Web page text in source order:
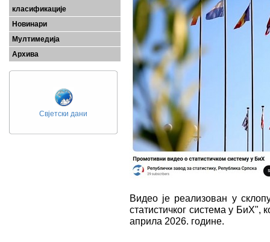
класификације
Новинари
Мултимедија
Архива
Свјетски дани
Видео је реализован у
статистичког система у БиХ",
априла 2026. године.